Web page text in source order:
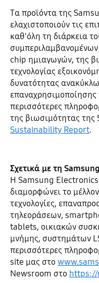
Τα προϊόντα της
ελαχιστοποιούν τις
καθ'όλη τη διάρκεια
chip ημιαγωγών, της
τεχνολογίας
δυνατότητας
περισσότερες
της βιωσιμότητας της
Sustainability Report.
Σχετικά με τη
Η Samsung Electronics
διαμορφώνει το
τεχνολογίες,
τηλεοράσεων,
tablets, οικιακών
μνήμης, συστημάτων
περισσότερες
site μας στο
Newsroom στο https://